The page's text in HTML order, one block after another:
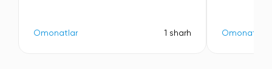
Omonatlar 1 sharh Omonatlar